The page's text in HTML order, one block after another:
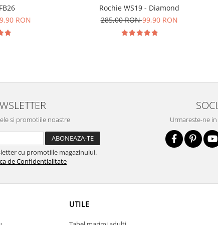
RON
Rochie WS19 - Diamond
285,00 RON99,90 RON
si promotiile noastre
cu promotiile magazinului.
de Confidentialitate
Urmareste-ne
UTILE